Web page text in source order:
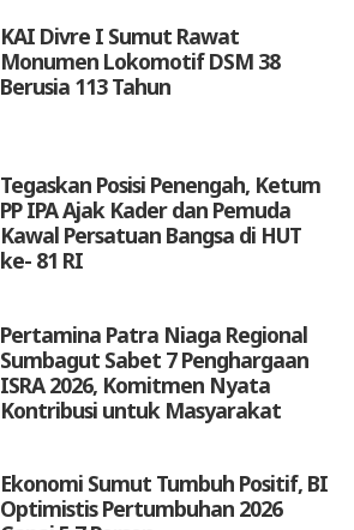
KAI Divre I Sumut Rawat
Monumen Lokomotif DSM 38
Berusia 113 Tahun
Tegaskan Posisi Penengah, Ketum
PP IPA Ajak Kader dan Pemuda
Kawal Persatuan Bangsa di HUT
ke- 81 RI
Pertamina Patra Niaga Regional
Sumbagut Sabet 7 Penghargaan
ISRA 2026, Komitmen Nyata
Kontribusi untuk Masyarakat
Ekonomi Sumut Tumbuh Positif, BI
Optimistis Pertumbuhan 2026